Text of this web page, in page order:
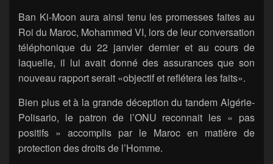
Ban Ki-Moon aura ainsi tenu les promesses faites au
Roi du Maroc, Mohammed VI, lors de leur conversation
téléphonique du 22 janvier dernier et au cours de
laquelle, il lui avait donné des assurances que son
nouveau rapport serait «objectif et reflétera les faits».
Bien plus et à la grande déception du tandem Algérie-
Polisario, le patron de l’ONU reconnait les « pas
positifs » accomplis par le Maroc en matière de
protection des droits de l’Homme.